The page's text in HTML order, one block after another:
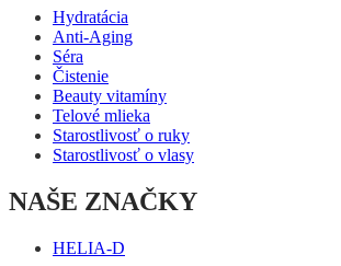
Hydratácia
Anti-Aging
Séra
Čistenie
Beauty vitamíny
Telové mlieka
Starostlivosť o ruky
Starostlivosť o vlasy
NAŠE ZNAČKY
HELIA-D